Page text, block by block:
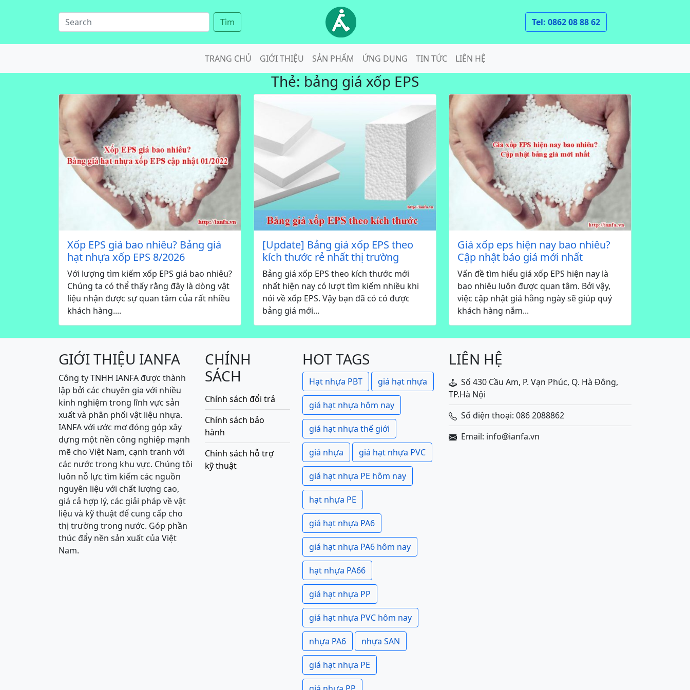
Tìm Tel: 0862 08 88 62
TRANG CHỦ GIỚI THIỆU SẢN PHẨM ỨNG DỤNG TIN TỨC LIÊN HỆ
Thẻ: bảng giá xốp EPS
Xốp EPS giá bao nhiêu? Bảng giá
hạt nhựa xốp EPS 8/2026
Với lượng tìm kiếm xốp EPS giá bao nhiêu?
Chúng ta có thể thấy rằng đây là dòng vật
liệu nhận được sự quan tâm của rất nhiều
khách hàng....
[Update] Bảng giá xốp EPS theo
kích thước rẻ nhất thị trường
Bảng giá xốp EPS theo kích thước mới
nhất hiện nay có lượt tìm kiếm nhiều khi
nói về xốp EPS. Vậy bạn đã có có được
bảng giá mới...
Giá xốp eps hiện nay bao nhiêu?
Cập nhật báo giá mới nhất
Vấn đề tìm hiểu giá xốp EPS hiện nay là
bao nhiêu luôn được quan tâm. Bởi vậy,
việc cập nhật giá hằng ngày sẽ giúp quý
khách hàng nắm...
GIỚI THIỆU IANFA
Công ty TNHH IANFA được thành
lập bởi các chuyên gia với nhiều
kinh nghiệm trong lĩnh vực sản
xuất và phân phối vật liệu nhựa.
IANFA với ước mơ đóng góp xây
dựng một nền công nghiệp mạnh
mẽ cho Việt Nam, cạnh tranh với
các nước trong khu vực. Chúng tôi
luôn nỗ lực tìm kiếm các nguồn
nguyên liệu với chất lượng cao,
giá cả hợp lý, các giải pháp về vật
liệu và kỹ thuật để cung cấp cho
thị trường trong nước. Góp phần
thúc đẩy nền sản xuất của Việt
Nam.
CHÍNH
SÁCH
Chính sách đổi trả
Chính sách bảo
hành
Chính sách hỗ trợ
kỹ thuật
HOT TAGS
Hạt nhựa PBT giá hạt nhựa
giá hạt nhựa hôm nay
giá hạt nhựa thế giới
giá nhựa giá hạt nhựa PVC
giá hạt nhựa PE hôm nay
hạt nhựa PE
giá hạt nhựa PA6
giá hạt nhựa PA6 hôm nay
hạt nhựa PA66
giá hạt nhựa PP
giá hạt nhựa PVC hôm nay
nhựa PA6 nhựa SAN
giá hạt nhựa PE
LIÊN HỆ
Số 430 Cầu Am, P. Vạn Phúc, Q. Hà Đông,
TP.Hà Nội
Số điện thoại: 086 2088862
Email: info@ianfa.vn